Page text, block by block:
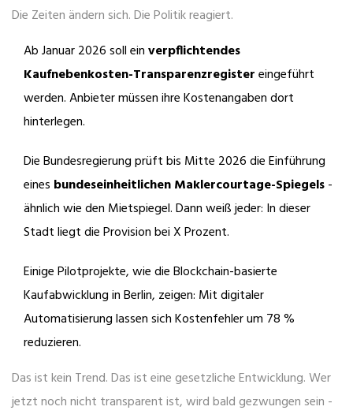
Die Zeiten ändern sich. Die Politik reagiert.
Ab Januar 2026 soll einverpflichtendes
Kaufnebenkosten-Transparenzregistereingeführt
werden. Anbieter müssen ihre Kostenangaben dort
hinterlegen.
Die Bundesregierung prüft bis Mitte 2026 die Einführung
eines bundeseinheitlichen Maklercourtage-Spiegels-
ähnlich wie den Mietspiegel. Dann weiß jeder: In dieser
Stadt liegt die Provision bei X Prozent.
Einige Pilotprojekte, wie die Blockchain-basierte
Kaufabwicklung in Berlin, zeigen: Mit digitaler
Automatisierung lassen sich Kostenfehler um 78 %
reduzieren.
Das ist kein Trend. Das ist eine gesetzliche Entwicklung. Wer
jetzt noch nicht transparent ist, wird bald gezwungen sein -